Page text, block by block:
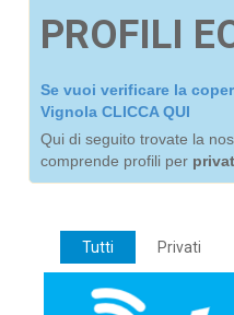
PROFILI
Se vuoi verificare la
Vignola CLICCA QUI
Qui di seguito trovate la
comprende profili per
Tutti Privati